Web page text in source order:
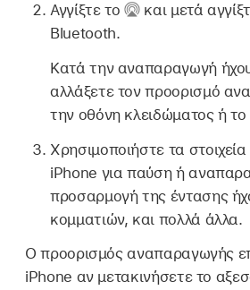
Αγγίξτε το
και μετά
Bluetooth.
Κατά την αναπαραγωγή
αλλάξετε τον προορισμό
την οθόνη κλειδώματος ή το
Χρησιμοποιήστε τα
iPhone για παύση ή
προσαρμογή της έντασης
κομματιών, και πολλά άλλα.
Ο προορισμός αναπαραγωγής
iPhone αν μετακινήσετε το